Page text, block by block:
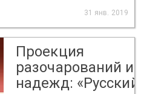
31 янв. 2019
Проекция
разочарований и
надежд: «Русский